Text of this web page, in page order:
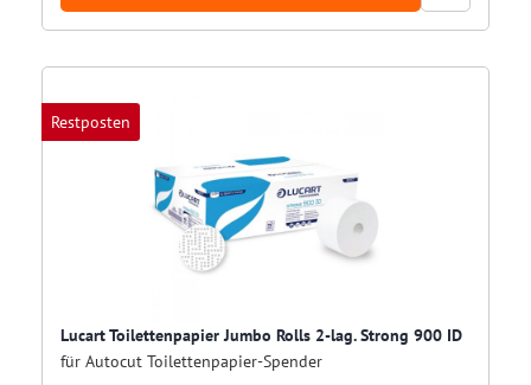
Restposten
Lucart Toilettenpapier Jumbo Rolls 2-lag. Strong 900 ID
für Autocut Toilettenpapier-Spender